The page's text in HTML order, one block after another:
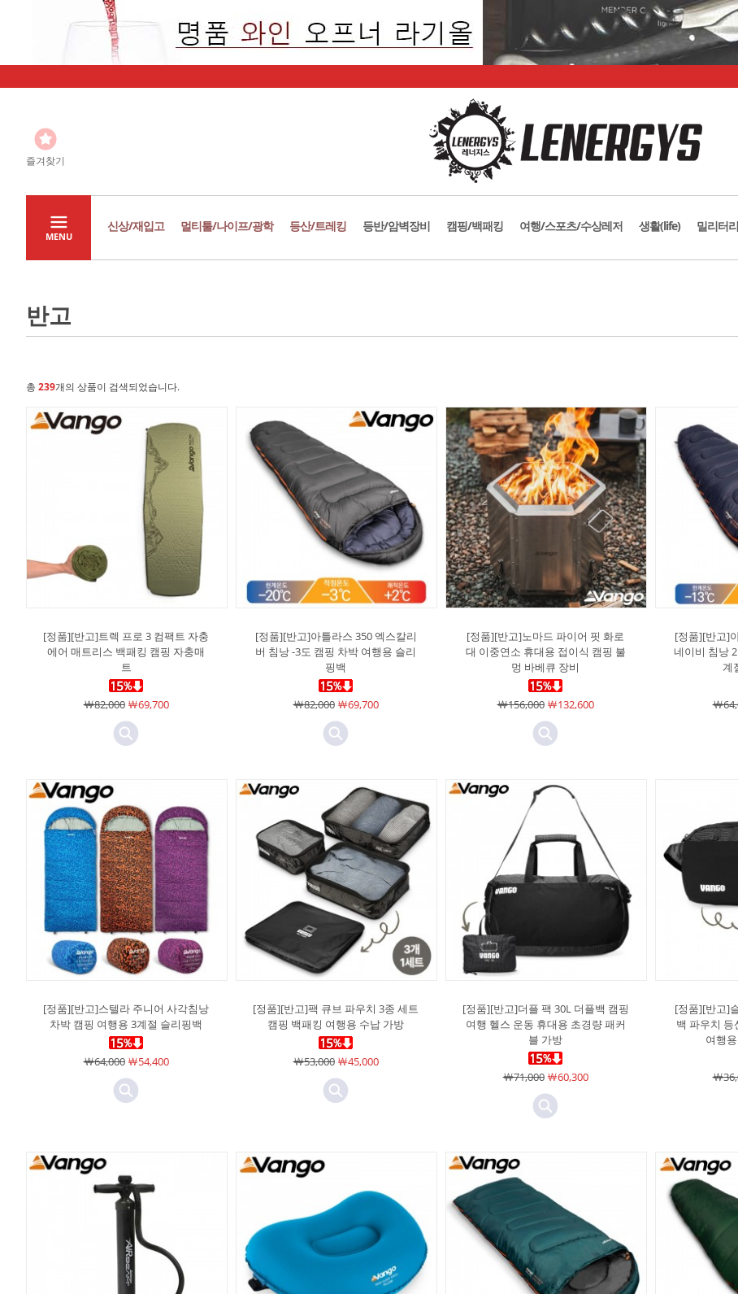
즐겨찾기
MENU
신상/재입고 멀티툴/나이프/광학 등산/트레킹 등반/암벽장비 캠핑/백패킹 여행/스포츠/수상레저 생활(life) 밀리터리
반고
총 239개의 상품이 검색되었습니다.
[정품][반고]트렉 프로 3 컴팩트 자충
에어 매트리스 백패킹 캠핑 자충매
트
￦82,000￦69,700
[정품][반고]아틀라스 350 엑스칼리
버 침낭 -3도 캠핑 차박 여행용 슬리
핑백
￦82,000￦69,700
[정품][반고]노마드 파이어 핏 화로
대 이중연소 휴대용 접이식 캠핑 불
멍 바베큐 장비
￦156,000￦132,600
[정품][반고]
네이비 침낭
계
￦
[정품][반고]스텔라 주니어 사각침낭
차박 캠핑 여행용 3계절 슬리핑백
￦64,000￦54,400
[정품][반고]팩 큐브 파우치 3종 세트
캠핑 백패킹 여행용 수납 가방
￦53,000￦45,000
[정품][반고]더플 팩 30L 더플백 캠핑
여행 헬스 운동 휴대용 초경량 패커
블 가방
￦71,000￦60,300
[정품][반고]
백 파우치 등
여행
￦